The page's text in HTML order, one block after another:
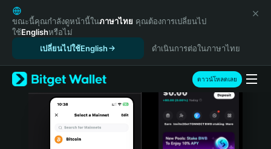
English
日本語
Tiếng Việt
Español (Latinoamérica)
Türkçe
Italiano
ขณะนี้คุณกำลังดูหน้านี้ในภาษาไทย คุณต้องการเปลี่ยนไป
ใช้Englishหรือไม่
เปลี่ยนไปใช้English
ดำเนินการต่อในภาษาไทย
ดาวน์โหลดเลย